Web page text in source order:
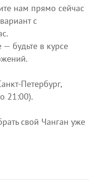
нам прямо сейчас
с
будьте в курсе
21:00).
свой Чанган уже